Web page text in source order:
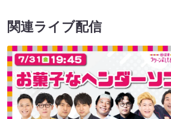
関連ライブ配信